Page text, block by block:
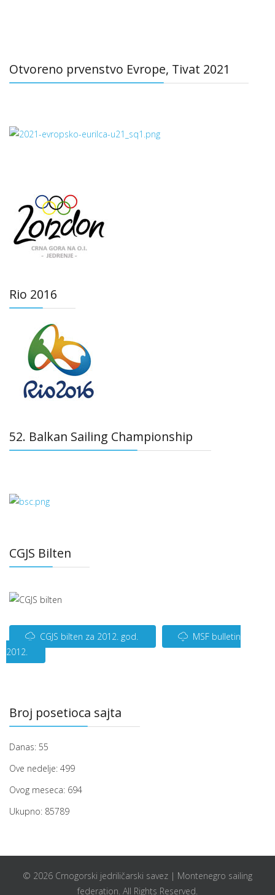
Otvoreno prvenstvo Evrope, Tivat 2021
Rio 2016
52. Balkan Sailing Championship
CGJS Bilten
CGJS bilten za 2012. god.
MSF bulletin
2012.
Broj posetioca sajta
Danas: 55
Ove nedelje: 499
Ovog meseca: 694
Ukupno: 85789
© 2026 Crnogorski jedriličarski savez | Montenegro sailing
federation. All Rights Reserved.